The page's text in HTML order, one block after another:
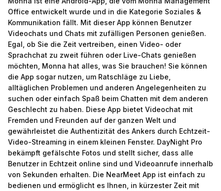
Office entwickelt wurde und in die Kategorie Soziales &
Kommunikation fällt. Mit dieser App können Benutzer
Videochats und Chats mit zufälligen Personen genießen.
Egal, ob Sie die Zeit vertreiben, einen Video- oder
Sprachchat zu zweit führen oder Live-Chats genießen
möchten, Monna hat alles, was Sie brauchen! Sie können
die App sogar nutzen, um Ratschläge zu Liebe,
alltäglichen Problemen und anderen Angelegenheiten zu
suchen oder einfach Spaß beim Chatten mit dem anderen
Geschlecht zu haben. Diese App bietet Videochat mit
Fremden und Freunden auf der ganzen Welt und
gewährleistet die Authentizität des Ankers durch Echtzeit-
Video-Streaming in einem kleinen Fenster. DayNight Pro
bekämpft gefälschte Fotos und stellt sicher, dass alle
Benutzer in Echtzeit online sind und Videoanrufe innerhalb
von Sekunden erhalten. Die NearMeet App ist einfach zu
bedienen und ermöglicht es Ihnen, in kürzester Zeit mit